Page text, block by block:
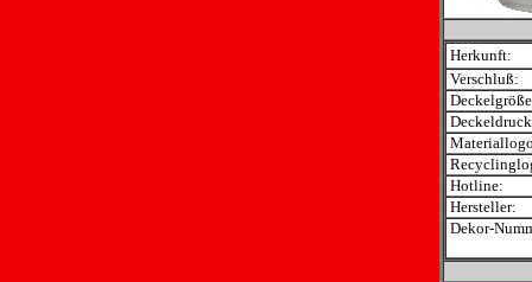
Herkunft:
Verschluß:
Hotline:
Hersteller:
Dekor-